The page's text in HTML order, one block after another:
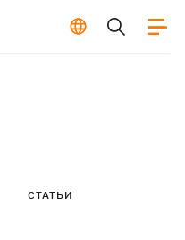
СТАТЬИ